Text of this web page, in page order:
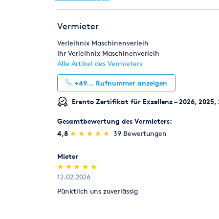
Risikoeinstufung individuell durch unsere
Rücknahme von Verbrauchsmaterial
Verbrauchsmaterial (z.B. Schleifpapiere für
innerhalb von 7 Tagen zum Verkaufspreis
Legitimation
Als Neukunde bitten wir Sie einen gültigen
(Personalausweis).
Schweißen & Löten Umziehen
Vermieter
Verleihnix Maschinenverleih
Ihr Verleihnix Maschinenverleih
Alle Artikel des Vermieters
+49... Rufnummer anzeigen
Erento Zertifikat für Exzellenz – 2026, 2025,
Gesamtbewertung des Vermieters:
4,8 (*)
★
★
(*) ★
★
(*) ★
★
(*) ★
★
(*) ★
★ 39 Bewertungen
Mieter
(*)
★
★
(*) ★
★
(*) ★
★
(*) ★
★
(*) ★
★
12.02.2026
Pünktlich uns zuverlässig